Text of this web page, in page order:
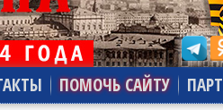
ПОМОЧЬ САЙТУ